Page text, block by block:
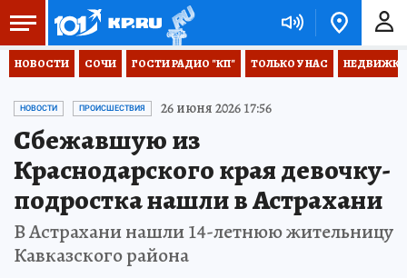
НОВОСТИ СОЧИ ГОСТИ РАДИО "КП" ТОЛЬКО У НАС НЕДВИЖКА
НОВОСТИ ПРОИСШЕСТВИЯ 26 июня 2026 17:56
Сбежавшую из
Краснодарского края девочку-
подростка нашли в Астрахани
В Астрахани нашли 14-летнюю жительницу
Кавказского района